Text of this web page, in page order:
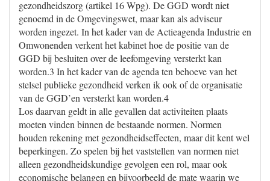
gezondheidszorg (artikel 16 Wpg). De GGD wordt niet
genoemd in de Omgevingswet, maar kan als adviseur
worden ingezet. In het kader van de Actieagenda Industrie en
Omwonenden verkent het kabinet hoe de positie van de
GGD bij besluiten over de leefomgeving versterkt kan
worden.3 In het kader van de agenda ten behoeve van het
stelsel publieke gezondheid verken ik ook of de organisatie
van de GGD’en versterkt kan worden.4
Los daarvan geldt in alle gevallen dat activiteiten plaats
moeten vinden binnen de bestaande normen. Normen
houden rekening met gezondheidseffecten, maar dit kent wel
beperkingen. Zo spelen bij het vaststellen van normen niet
alleen gezondheidskundige gevolgen een rol, maar ook
economische belangen en bijvoorbeeld de mate waarin we